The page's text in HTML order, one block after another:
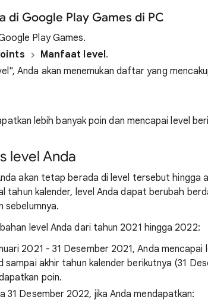
di Google Play Games di PC
Play Games.
Manfaat level.
Anda akan menemukan daftar yang
lebih banyak poin dan mencapai level
level Anda
akan tetap berada di level tersebut hingga
tahun kalender, level Anda dapat berubah
sebelumnya.
level Anda dari tahun 2021 hingga 2022:
2021 - 31 Desember 2021, Anda mencapai
akhir tahun kalender berikutnya (31
poin.
31 Desember 2022, jika Anda mendapatkan: